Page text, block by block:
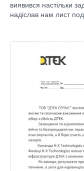
виявився настільки
надіслав нам лист